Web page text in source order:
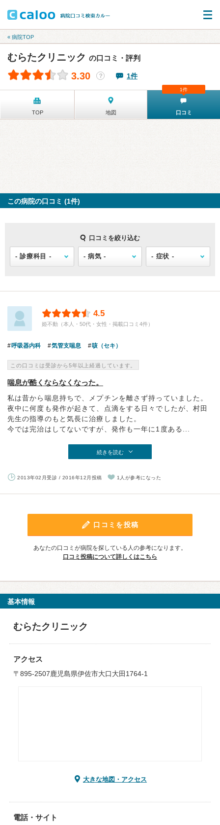
« 病院TOP
むらたクリニック の口コミ・評判
3.30 ？ 1件
TOP 地図 口コミ
1件
この病院の口コミ (1件)
口コミを絞り込む
4.5
姫不動（本人・50代・女性・掲載口コミ4件）
呼吸器内科 気管支喘息 咳（セキ）
この口コミは受診から5年以上経過しています。
喘息が酷くならなくなった。
私は昔から喘息持ちで、メプチンを離さず持っていました。
夜中に何度も発作が起きて、点滴をする日々でしたが、村田
先生の指導のもと気長に治療しました。
今では完治はしてないですが、発作も一年に1度ある...
続きを読む
2013年02月受診 / 2016年12月投稿 1人が参考になった
口コミを投稿
あなたの口コミが病院を探している人の参考になります。
口コミ投稿について詳しくはこちら
基本情報
むらたクリニック
アクセス
〒895-2507鹿児島県伊佐市大口大田1764-1
大きな地図・アクセス
電話・サイト